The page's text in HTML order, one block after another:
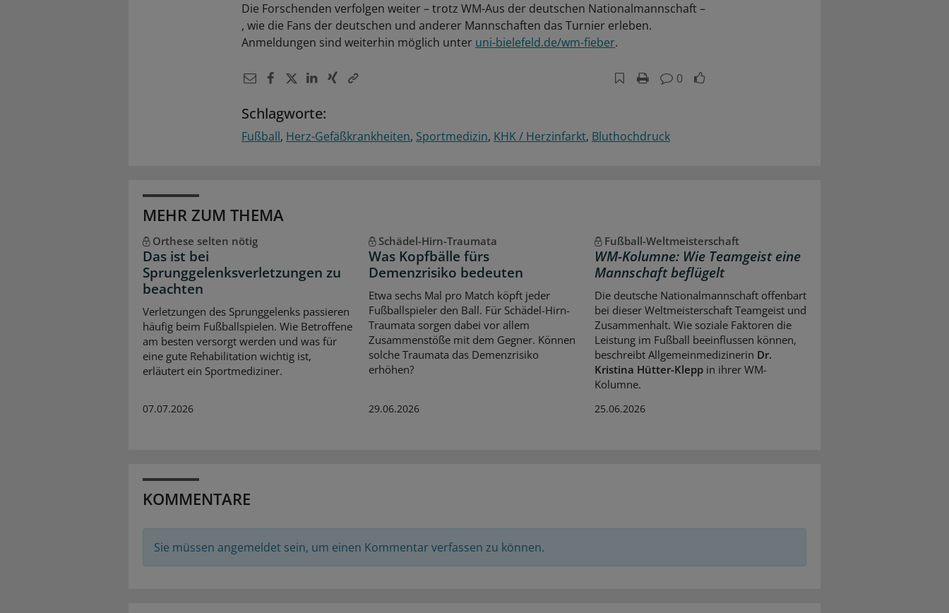
Die Forschenden verfolgen weiter – trotz WM-Aus der deutschen Nationalmannschaft –
, wie die Fans der deutschen und anderer Mannschaften das Turnier erleben.
Anmeldungen sind weiterhin möglich unter uni-bielefeld.de/wm-fieber.
0
Schlagworte:
Fußball Herz-Gefäßkrankheiten Sportmedizin KHK / Herzinfarkt Bluthochdruck
MEHR ZUM THEMA
Orthese selten nötig
Das ist bei
Sprunggelenksverletzungen zu
beachten
Verletzungen des Sprunggelenks passieren
häufig beim Fußballspielen. Wie Betroffene
am besten versorgt werden und was für
eine gute Rehabilitation wichtig ist,
erläutert ein Sportmediziner.
07.07.2026
Schädel-Hirn-Traumata
Was Kopfbälle fürs
Demenzrisiko bedeuten
Etwa sechs Mal pro Match köpft jeder
Fußballspieler den Ball. Für Schädel-Hirn-
Traumata sorgen dabei vor allem
Zusammenstöße mit dem Gegner. Können
solche Traumata das Demenzrisiko
erhöhen?
29.06.2026
Fußball-Weltmeisterschaft
WM-Kolumne: Wie Teamgeist eine
Mannschaft beflügelt
Die deutsche Nationalmannschaft offenbart
bei dieser Weltmeisterschaft Teamgeist und
Zusammenhalt. Wie soziale Faktoren die
Leistung im Fußball beeinflussen können,
beschreibt Allgemeinmedizinerin Dr.
Kristina Hütter-Klepp in ihrer WM-
Kolumne.
25.06.2026
KOMMENTARE
Sie müssen angemeldet sein, um einen Kommentar verfassen zu können.